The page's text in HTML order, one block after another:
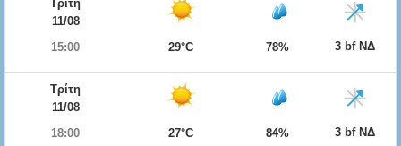
Τρίτη
11/08
15:00
29°C 78% 3 bf ΝΔ
Τρίτη
11/08
18:00
27°C 84% 3 bf ΝΔ